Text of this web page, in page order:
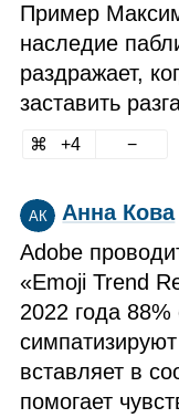
Пример
наследие
раздражает,
заставить
4
АК
Анна Кова
Adobe
«Emoji Trend
2022 года
вставляет в
помогает